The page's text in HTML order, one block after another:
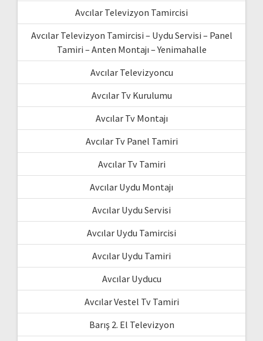
Avcılar Televizyon Tamircisi
Avcılar Televizyon Tamircisi – Uydu Servisi – Panel
Tamiri – Anten Montajı – Yenimahalle
Avcılar Televizyoncu
Avcılar Tv Kurulumu
Avcılar Tv Montajı
Avcılar Tv Panel Tamiri
Avcılar Tv Tamiri
Avcılar Uydu Montajı
Avcılar Uydu Servisi
Avcılar Uydu Tamircisi
Avcılar Uydu Tamiri
Avcılar Uyducu
Avcılar Vestel Tv Tamiri
Barış 2. El Televizyon